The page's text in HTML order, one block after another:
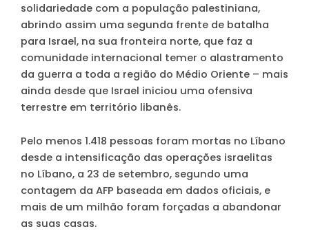
solidariedade com a população palestiniana,
abrindo assim uma segunda frente de batalha
para Israel, na sua fronteira norte, que faz a
comunidade internacional temer o alastramento
da guerra a toda a região do Médio Oriente – mais
ainda desde que Israel iniciou uma ofensiva
terrestre em território libanês.
Pelo menos 1.418 pessoas foram mortas no Líbano
desde a intensificação das operações israelitas
no Líbano, a 23 de setembro, segundo uma
contagem da AFP baseada em dados oficiais, e
mais de um milhão foram forçadas a abandonar
as suas casas.